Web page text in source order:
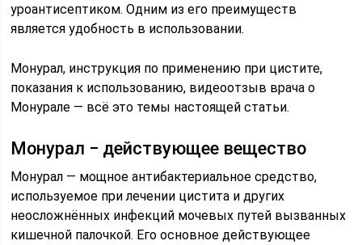
уроантисептиком. Одним из его преимуществ
является удобность в использовании.
Монурал, инструкция по применению при цистите,
показания к использованию, видеоотзыв врача о
Монурале — всё это темы настоящей статьи.
Монурал − действующее вещество
Монурал — мощное антибактериальное средство,
используемое при лечении цистита и других
неосложнённых инфекций мочевых путей вызванных
кишечной палочкой. Его основное действующее